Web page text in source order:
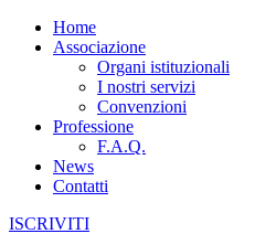
Home
Associazione
Organi istituzionali
I nostri servizi
Convenzioni
Professione
F.A.Q.
News
Contatti
ISCRIVITI